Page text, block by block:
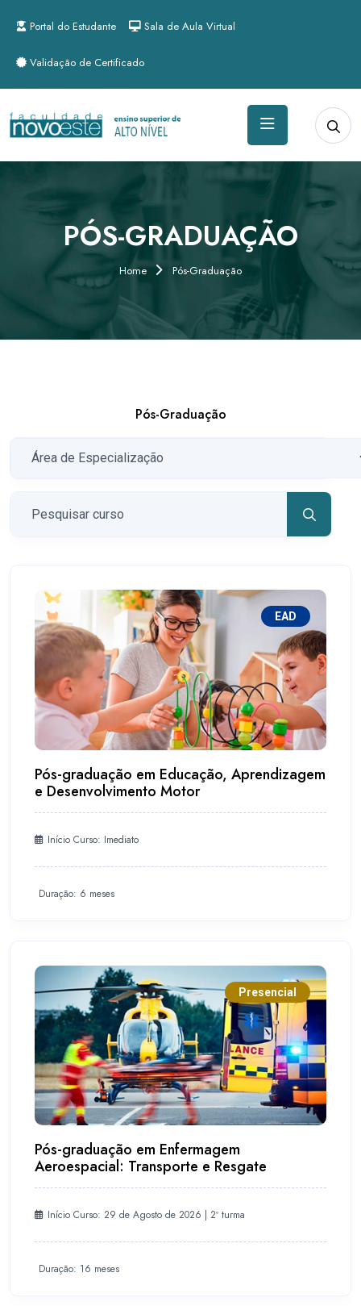
Portal do Estudante Sala de Aula Virtual
Validação de Certificado
PÓS-GRADUAÇÃO
Home Pós-Graduação
Pós-Graduação
EAD
Pós-graduação em Educação, Aprendizagem
e Desenvolvimento Motor
Início Curso: Imediato
Duração: 6 meses
Presencial
Pós-graduação em Enfermagem
Aeroespacial: Transporte e Resgate
Início Curso: 29 de Agosto de 2026 | 2º turma
Duração: 16 meses